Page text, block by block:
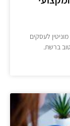
לעסקים
ברשת.